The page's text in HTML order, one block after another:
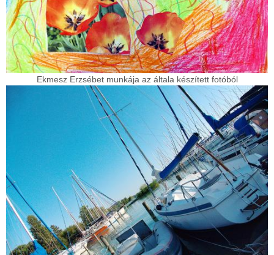
Ekmesz Erzsébet munkája az általa készített fotóból